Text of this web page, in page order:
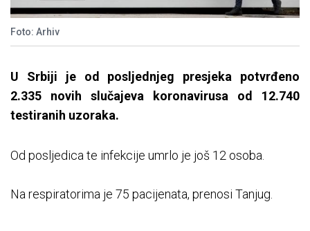
Foto: Arhiv
U Srbiji je od posljednjeg presjeka potvrđeno
2.335 novih slučajeva koronavirusa od 12.740
testiranih uzoraka.
Od posljedica te infekcije umrlo je još 12 osoba.
Na respiratorima je 75 pacijenata, prenosi Tanjug.